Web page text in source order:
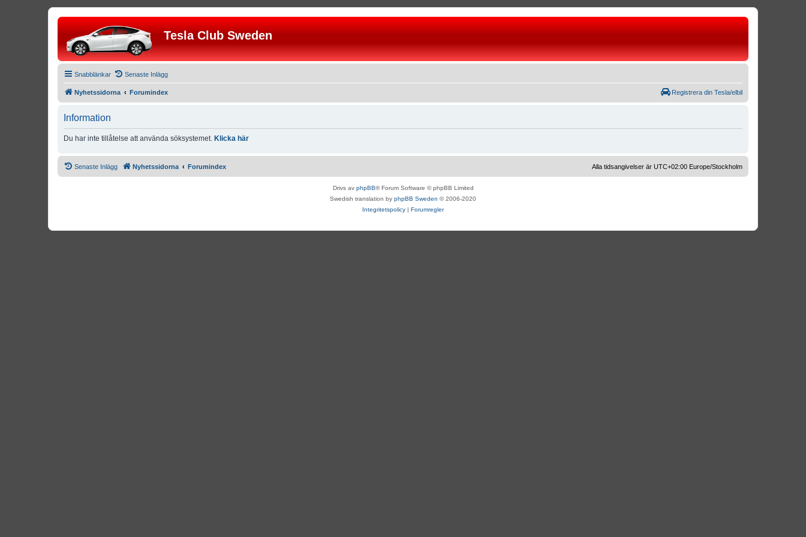
Tesla Club Sweden
Snabblänkar Senaste Inlägg
Nyhetssidorna Forumindex Registrera din Tesla/elbil
Information
Du har inte tillåtelse att använda söksystemet. Klicka här
Senaste Inlägg Nyhetssidorna Forumindex Alla tidsangivelser är UTC+02:00 Europe/Stockholm
Drivs av phpBB® Forum Software © phpBB Limited
Swedish translation by phpBB Sweden © 2006-2020
Integritetspolicy | Forumregler